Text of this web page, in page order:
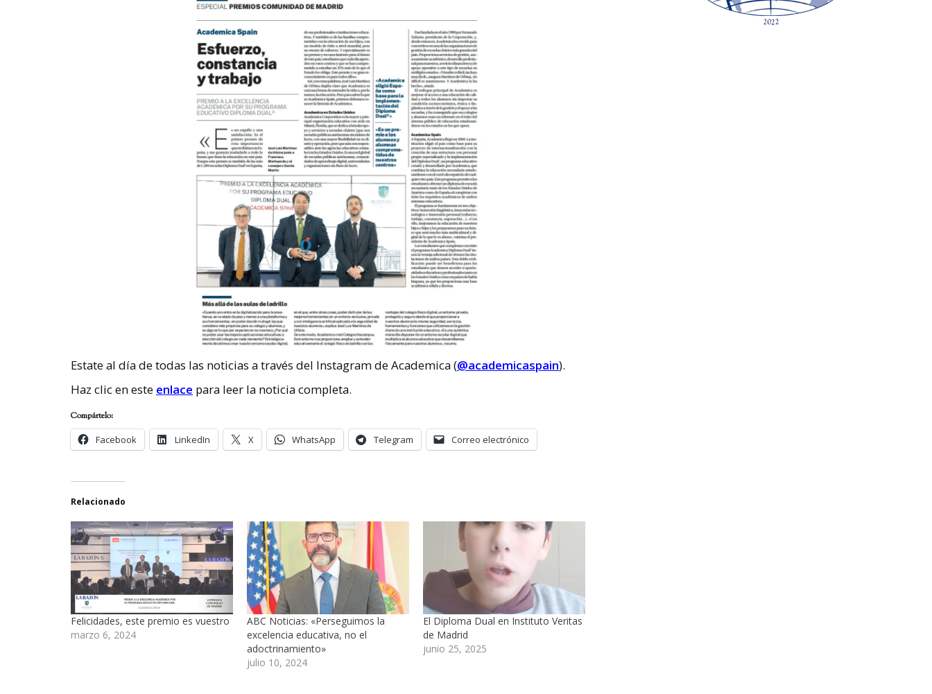
Estate al día de todas las noticias a través del Instagram de Academica (@academicaspain).
Haz clic en este enlace para leer la noticia completa.
Compártelo:
Facebook
LinkedIn X WhatsApp Telegram Correo electrónico
Relacionado
Felicidades, este premio es vuestro
marzo 6, 2024
ABC Noticias: «Perseguimos la
excelencia educativa, no el
adoctrinamiento»
julio 10, 2024
El Diploma Dual en Instituto Veritas
de Madrid
junio 25, 2025